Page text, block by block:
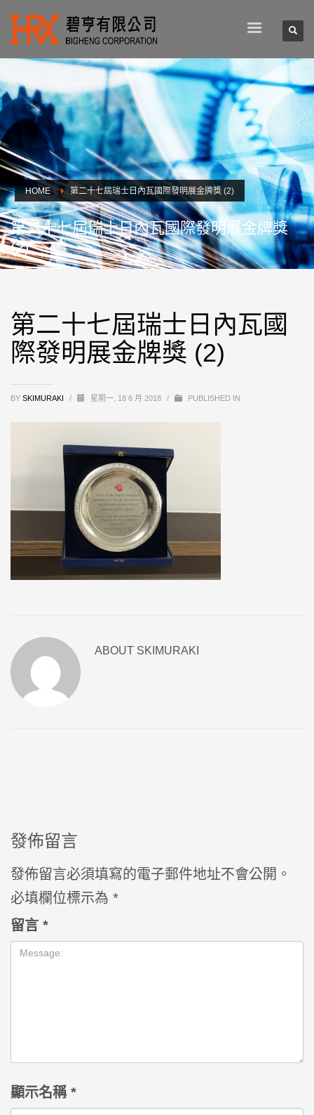
HOME 第二十七屆瑞士日內瓦國際發明展金牌獎 (2)
第二十七屆瑞士日內瓦國際發明展金牌獎
(2)
第二十七屆瑞士日內瓦國
際發明展金牌獎 (2)
BY SKIMURAKI / 星期一, 18 6 月 2018 / PUBLISHED IN
ABOUT SKIMURAKI
發佈留言
發佈留言必須填寫的電子郵件地址不會公開。
必填欄位標示為 *
留言 *
顯示名稱 *